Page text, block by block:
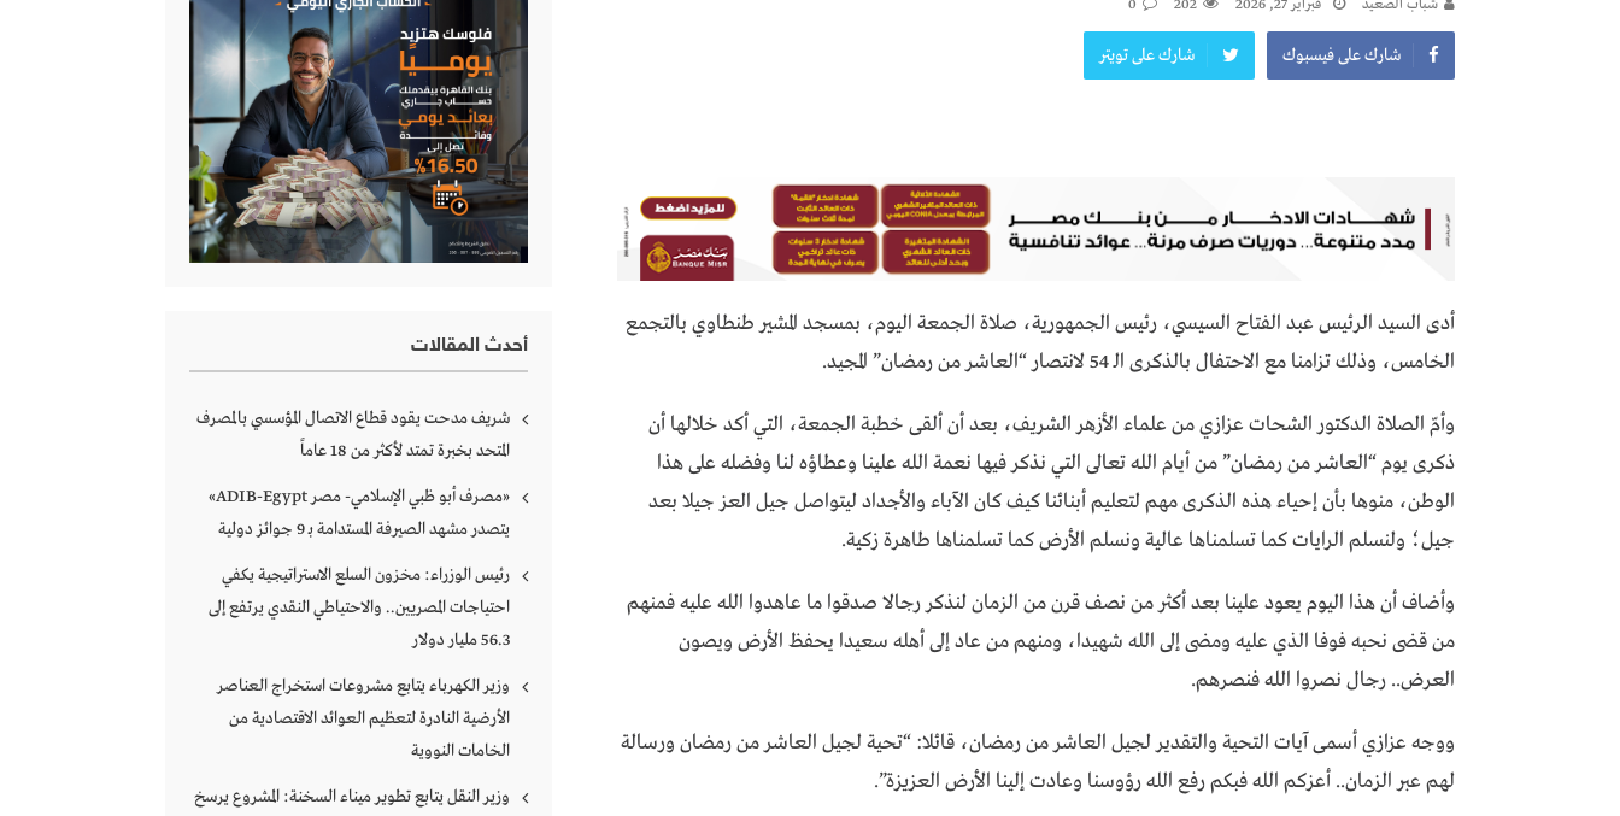
شباب الصعيد فبراير 27, 2026 202
0
شارك على فيسبوك شارك على تويتر
أدى السيد الرئيس عبد الفتاح السيسي، رئيس الجمهورية، صلاة الجمعة اليوم، بمسجد المشير طنطاوي بالتجمع
الخامس، وذلك تزامنا مع الاحتفال بالذكرى الـ 54 لانتصار “العاشر من رمضان” المجيد.
وأمّ الصلاة الدكتور الشحات عزازي من علماء الأزهر الشريف، بعد أن ألقى خطبة الجمعة، التي أكد خلالها أن
ذكرى يوم “العاشر من رمضان” من أيام الله تعالى التي نذكر فيها نعمة الله علينا وعطاؤه لنا وفضله على هذا
الوطن، منوها بأن إحياء هذه الذكرى مهم لتعليم أبنائنا كيف كان الآباء والأجداد ليتواصل جيل العز جيلا بعد
جيل؛ ولنسلم الرايات كما تسلمناها عالية ونسلم الأرض كما تسلمناها طاهرة زكية.
وأضاف أن هذا اليوم يعود علينا بعد أكثر من نصف قرن من الزمان لنذكر رجالا صدقوا ما عاهدوا الله عليه فمنهم
من قضى نحبه فوفا الذي عليه ومضى إلى الله شهيدا، ومنهم من عاد إلى أهله سعيدا يحفظ الأرض ويصون
العرض.. رجال نصروا الله فنصرهم.
ووجه عزازي أسمى آيات التحية والتقدير لجيل العاشر من رمضان، قائلا: “تحية لجيل العاشر من رمضان ورسالة
لهم عبر الزمان.. أعزكم الله فبكم رفع الله رؤوسنا وعادت إلينا الأرض العزيزة”.
أحدث المقالات
شريف مدحت يقود قطاع الاتصال المؤسسي بالمصرف
المتحد بخبرة تمتد لأكثر من 18 عاماً
«مصرف أبو ظبي الإسلامي- مصر ADIB-Egypt»
يتصدر مشهد الصيرفة المستدامة بـ 9 جوائز دولية
رئيس الوزراء: مخزون السلع الاستراتيجية يكفي
احتياجات المصريين.. والاحتياطي النقدي يرتفع إلى
56.3 مليار دولار
وزير الكهرباء يتابع مشروعات استخراج العناصر
الأرضية النادرة لتعظيم العوائد الاقتصادية من
الخامات النووية
وزير النقل يتابع تطوير ميناء السخنة: المشروع يرسخ